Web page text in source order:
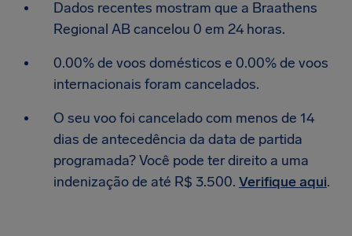
Dados recentes mostram que a Braathens
Regional AB cancelou 0 em 24 horas.
0.00% de voos domésticos e 0.00% de voos
internacionais foram cancelados.
O seu voo foi cancelado com menos de 14
dias de antecedência da data de partida
programada? Você pode ter direito a uma
indenização de até R$ 3.500. Verifique aqui.